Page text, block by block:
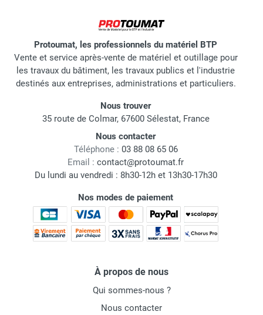
Protoumat, les professionnels du matériel BTP
Vente et service après-vente de matériel et outillage pour
les travaux du bâtiment, les travaux publics et l'industrie
destinés aux entreprises, administrations et particuliers.
Nous trouver
35 route de Colmar, 67600 Sélestat, France
Nous contacter
Téléphone : 03 88 08 65 06
Email : contact@protoumat.fr
Du lundi au vendredi : 8h30-12h et 13h30-17h30
Nos modes de paiement
À propos de nous
Qui sommes-nous ?
Nous contacter